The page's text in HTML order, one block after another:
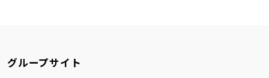
グループサイト